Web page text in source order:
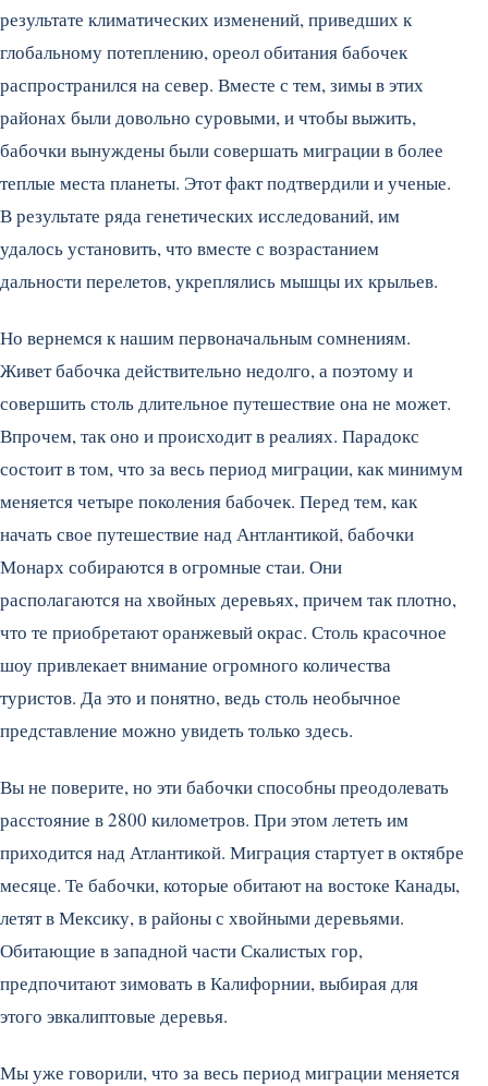
результате климатических изменений, приведших к
глобальному потеплению, ореол обитания бабочек
распространился на север. Вместе с тем, зимы в этих
районах были довольно суровыми, и чтобы выжить,
бабочки вынуждены были совершать миграции в более
теплые места планеты. Этот факт подтвердили и ученые.
В результате ряда генетических исследований, им
удалось установить, что вместе с возрастанием
дальности перелетов, укреплялись мышцы их крыльев.
Но вернемся к нашим первоначальным сомнениям.
Живет бабочка действительно недолго, а поэтому и
совершить столь длительное путешествие она не может.
Впрочем, так оно и происходит в реалиях. Парадокс
состоит в том, что за весь период миграции, как минимум
меняется четыре поколения бабочек. Перед тем, как
начать свое путешествие над Антлантикой, бабочки
Монарх собираются в огромные стаи. Они
располагаются на хвойных деревьях, причем так плотно,
что те приобретают оранжевый окрас. Столь красочное
шоу привлекает внимание огромного количества
туристов. Да это и понятно, ведь столь необычное
представление можно увидеть только здесь.
Вы не поверите, но эти бабочки способны преодолевать
расстояние в 2800 километров. При этом лететь им
приходится над Атлантикой. Миграция стартует в октябре
месяце. Те бабочки, которые обитают на востоке Канады,
летят в Мексику, в районы с хвойными деревьями.
Обитающие в западной части Скалистых гор,
предпочитают зимовать в Калифорнии, выбирая для
этого эвкалиптовые деревья.
Мы уже говорили, что за весь период миграции меняется